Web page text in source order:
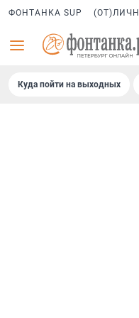
ФОНТАНКА SUP
Куда пойти на выходных